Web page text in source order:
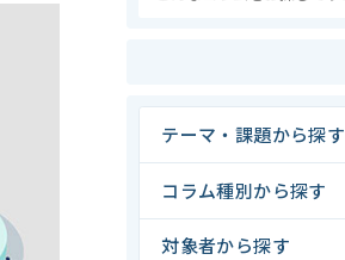
テーマ・課題から探す
コラム種別から探す
対象者から探す